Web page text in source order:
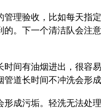
理验收，比如每天
。下一个清洁队会注意
间有油烟进出，很
道长时间不冲洗会形
成污垢。轻洗无法处